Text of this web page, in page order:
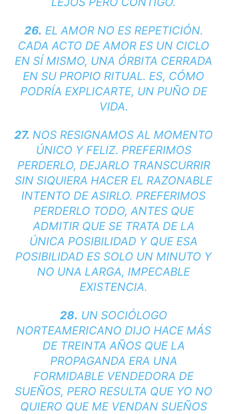
26. EL AMOR NO ES REPETICIÓN.
CADA ACTO DE AMOR ES UN CICLO
EN SÍ MISMO, UNA ÓRBITA CERRADA
EN SU PROPIO RITUAL. ES, CÓMO
PODRÍA EXPLICARTE, UN PUÑO DE
VIDA.
27. NOS RESIGNAMOS AL MOMENTO
ÚNICO Y FELIZ. PREFERIMOS
PERDERLO, DEJARLO TRANSCURRIR
SIN SIQUIERA HACER EL RAZONABLE
INTENTO DE ASIRLO. PREFERIMOS
PERDERLO TODO, ANTES QUE
ADMITIR QUE SE TRATA DE LA
ÚNICA POSIBILIDAD Y QUE ESA
POSIBILIDAD ES SOLO UN MINUTO Y
NO UNA LARGA, IMPECABLE
EXISTENCIA.
28. UN SOCIÓLOGO
NORTEAMERICANO DIJO HACE MÁS
DE TREINTA AÑOS QUE LA
PROPAGANDA ERA UNA
FORMIDABLE VENDEDORA DE
SUEÑOS, PERO RESULTA QUE YO NO
QUIERO QUE ME VENDAN SUEÑOS